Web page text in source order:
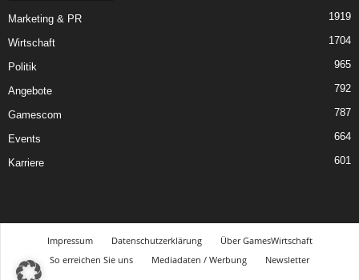
Marketing & PR 1919
Wirtschaft 1704
Politik 965
Angebote 792
Gamescom 787
Events 664
Karriere 601
Impressum Datenschutzerklärung
Über GamesWirtschaft
So erreichen Sie uns
Mediadaten / Werbung
Newsletter